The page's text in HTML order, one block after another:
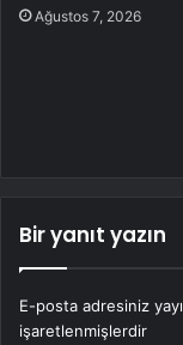
Ağustos 7, 2026
Bir yanıt yazın
E-posta adresiniz
işaretlenmişlerdir